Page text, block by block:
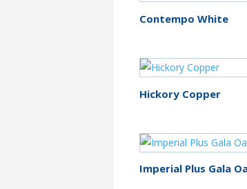
Contempo White
Hickory Copper
Imperial Plus Gala